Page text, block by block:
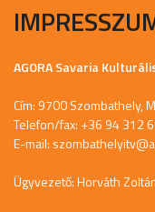
AGORA Savaria
Cím: 9700 Szombathely,
Telefon/fax: +36 94 312
E-mail:
Ügyvezető: Horváth